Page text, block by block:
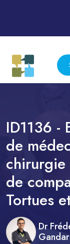
ID1136 -
de
chirurgie
de
Tortues
Dr
Gandar